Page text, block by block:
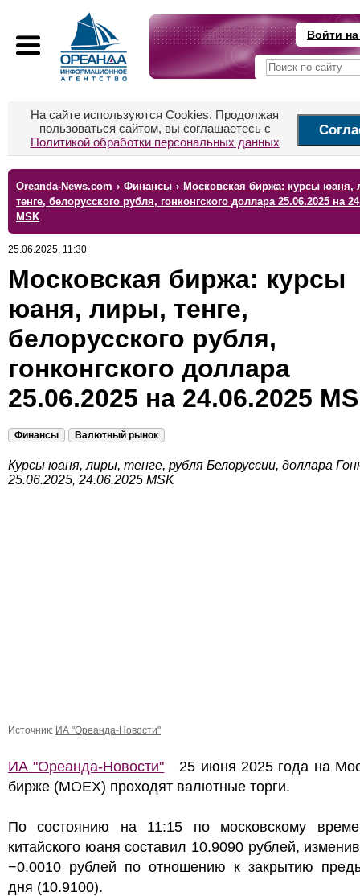
Войти
На сайте используются Cookies. Продолжая
пользоваться сайтом, вы соглашаетесь с
Политикой обработки персональных данных
Oreanda-News.com › Финансы › Московская биржа: курсы юаня,
тенге, белорусского рубля, гонконгского доллара 25.06.2025 на
MSK
25.06.2025, 11:30
Московская биржа: курсы
юаня, лиры, тенге,
белорусского рубля,
гонконгского доллара
25.06.2025 на 24.06.2025
Финансы Валютный рынок
Курсы юаня, лиры, тенге, рубля Белоруссии, доллара
25.06.2025, 24.06.2025 MSK
Источник: ИА "Ореанда-Новости"
ИА "Ореанда-Новости" 25 июня 2025 года на
бирже (MOEX) проходят валютные торги.
По состоянию на 11:15 по московскому
китайского юаня составил 10.9090 рублей,
−0.0010 рублей по отношению к закрытию
дня (10.9100).